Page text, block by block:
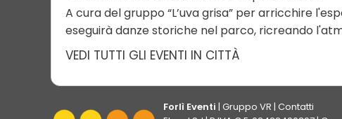
A cura del gruppo “L’uva grisa” per arricchire
eseguirà danze storiche nel parco, ricreando
VEDI TUTTI GLI EVENTI IN CITTÀ
Forlì Eventi | Gruppo VR | Contatti